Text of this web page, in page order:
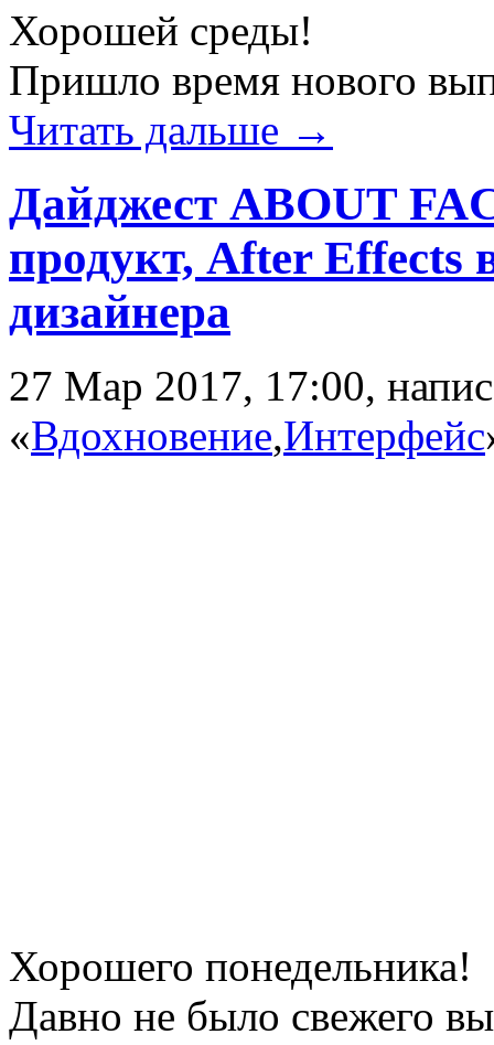
Хорошей среды!
Пришло время нового
Читать дальше →
Дайджест ABOUT
продукт, After Effects
дизайнера
27 Мар 2017, 17:00,
«Вдохновение,Интерфейс
Хорошего понедельника!
Давно не было свежего